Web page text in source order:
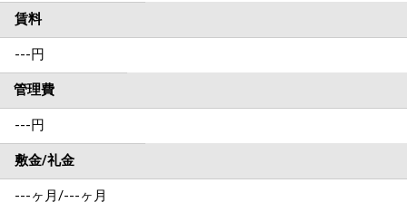
賃料
---円
管理費
---円
敷金/礼金
---ヶ月/---ヶ月